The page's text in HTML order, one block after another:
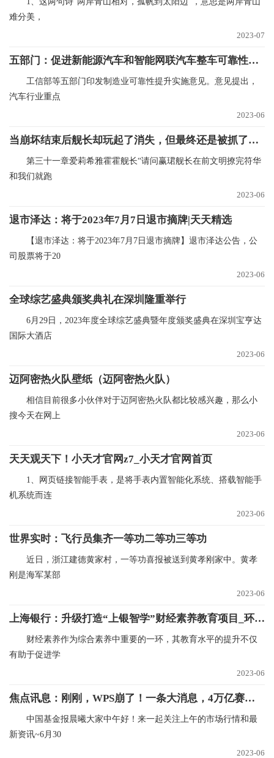
难分美，
2023-07
五部门：促进新能源汽车和智能网联汽车整车可靠性水平提升|报资讯
工信部等五部门印发制造业可靠性提升实施意见。意见提出，
汽车行业重点
2023-06
当崩坏结束后舰长却玩起了消失，但最终还是被抓了回去
第三十一章爱莉希雅霍霍舰长“请问赢珺舰长在前文明撩完符华
和我们就跑
2023-06
退市泽达：将于2023年7月7日退市摘牌|天天精选
【退市泽达：将于2023年7月7日退市摘牌】退市泽达公告，公
司股票将于20
2023-06
全球综艺盛典颁奖典礼在深圳隆重举行
6月29日，2023年度全球综艺盛典暨年度颁奖盛典在深圳宝亨达
国际大酒店
2023-06
迈阿密热火队壁纸（迈阿密热火队）
相信目前很多小伙伴对于迈阿密热火队都比较感兴趣，那么小
搜今天在网上
2023-06
天天观天下！小天才官网z7_小天才官网首页
1、网页链接智能手表，是将手表内置智能化系统、搭载智能手
机系统而连
2023-06
世界实时：飞行员集齐一等功二等功三等功
近日，浙江建德黄家村，一等功喜报被送到黄孝刚家中。黄孝
刚是海军某部
2023-06
上海银行：升级打造“上银智学”财经素养教育项目_环球快资讯
财经素养作为综合素养中重要的一环，其教育水平的提升不仅
有助于促进学
2023-06
焦点讯息：刚刚，WPS崩了！一条大消息，4万亿赛道狂飙！
中国基金报晨曦大家中午好！来一起关注上午的市场行情和最
新资讯~6月30
2023-06